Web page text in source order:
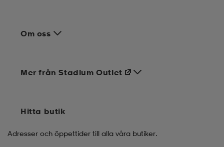
Om oss
Mer från Stadium Outlet
Hitta butik
Adresser och öppettider till alla våra butiker.